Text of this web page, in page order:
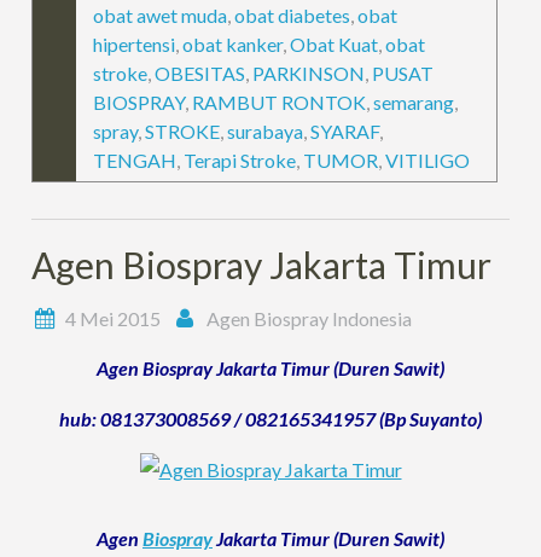
obat awet muda,obat diabetes,obat
hipertensi,obat kanker,Obat Kuat,obat
stroke,OBESITAS, PARKINSON, PUSAT
BIOSPRAY, RAMBUT RONTOK,semarang,
spray,STROKE,surabaya,SYARAF,
TENGAH, Terapi Stroke, TUMOR,VITILIGO
Agen Biospray Jakarta Timur
4 Mei 2015 Agen Biospray Indonesia
Agen Biospray Jakarta Timur (Duren Sawit)
hub: 081373008569 / 082165341957 (Bp Suyanto)
Agen BiosprayJakarta Timur (Duren Sawit)